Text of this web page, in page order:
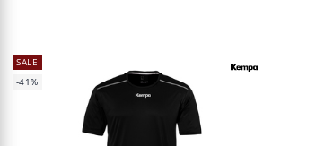
SALE
-41%